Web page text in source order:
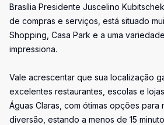
Brasília Presidente Juscelino
de compras e serviços, está situado
Shopping, Casa Park e a uma
impressiona.
Vale acrescentar que sua localização
excelentes restaurantes, escolas e
Águas Claras, com ótimas opções para
diversão, estando a menos de 15